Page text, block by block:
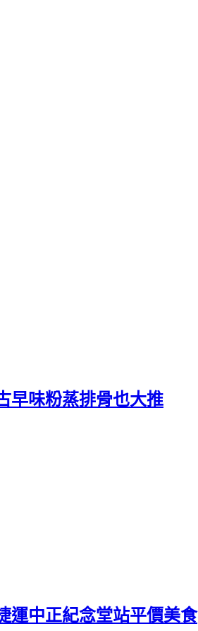
早味粉蒸排骨也大推
運中正紀念堂站平價美食